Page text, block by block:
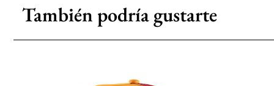
También podría gustarte